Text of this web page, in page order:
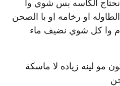
الكاسه بس شوي وا
الطاوله او رخامه او با الصحن
وا كل شوي نضيف ماء
مو لينه زياده لا ماسكة